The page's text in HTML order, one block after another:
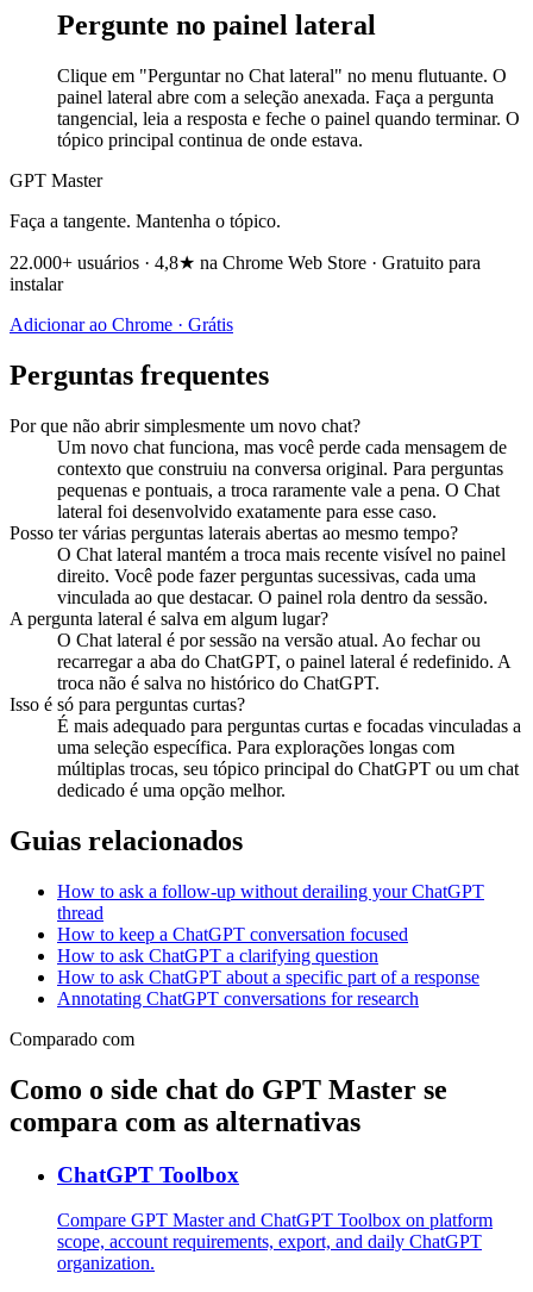
Pergunte no painel lateral
Clique em "Perguntar no Chat lateral" no menu flutuante. O
painel lateral abre com a seleção anexada. Faça a pergunta
tangencial, leia a resposta e feche o painel quando terminar. O
tópico principal continua de onde estava.
GPT Master
Faça a tangente. Mantenha o tópico.
22.000+ usuários · 4,8★ na Chrome Web Store · Gratuito para
instalar
Adicionar ao Chrome · Grátis
Perguntas frequentes
Por que não abrir simplesmente um novo chat?
Um novo chat funciona, mas você perde cada mensagem de
contexto que construiu na conversa original. Para perguntas
pequenas e pontuais, a troca raramente vale a pena. O Chat
lateral foi desenvolvido exatamente para esse caso.
Posso ter várias perguntas laterais abertas ao mesmo tempo?
O Chat lateral mantém a troca mais recente visível no painel
direito. Você pode fazer perguntas sucessivas, cada uma
vinculada ao que destacar. O painel rola dentro da sessão.
A pergunta lateral é salva em algum lugar?
O Chat lateral é por sessão na versão atual. Ao fechar ou
recarregar a aba do ChatGPT, o painel lateral é redefinido. A
troca não é salva no histórico do ChatGPT.
Isso é só para perguntas curtas?
É mais adequado para perguntas curtas e focadas vinculadas a
uma seleção específica. Para explorações longas com
múltiplas trocas, seu tópico principal do ChatGPT ou um chat
dedicado é uma opção melhor.
Guias relacionados
How to ask a follow-up without derailing your ChatGPT
thread
How to keep a ChatGPT conversation focused
How to ask ChatGPT a clarifying question
How to ask ChatGPT about a specific part of a response
Annotating ChatGPT conversations for research
Comparado com
Como o side chat do GPT Master se
compara com as alternativas
ChatGPT Toolbox
Compare GPT Master and ChatGPT Toolbox on platform
scope, account requirements, export, and daily ChatGPT
organization.